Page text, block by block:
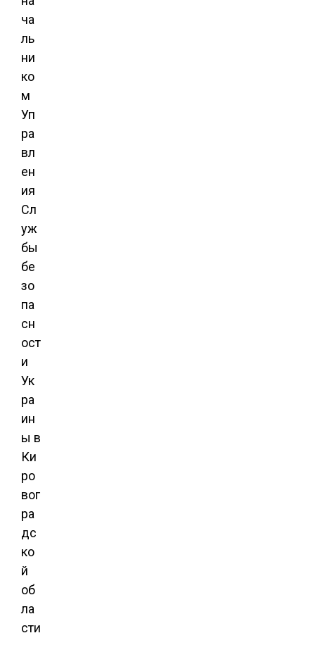
ча
ль
ни
ко
м
Уп
ра
вл
ен
ия
Сл
уж
бы
бе
зо
па
сн
ост
и
Ук
ра
ин
ы в
Ки
ро
вог
ра
дс
ко
й
об
ла
сти